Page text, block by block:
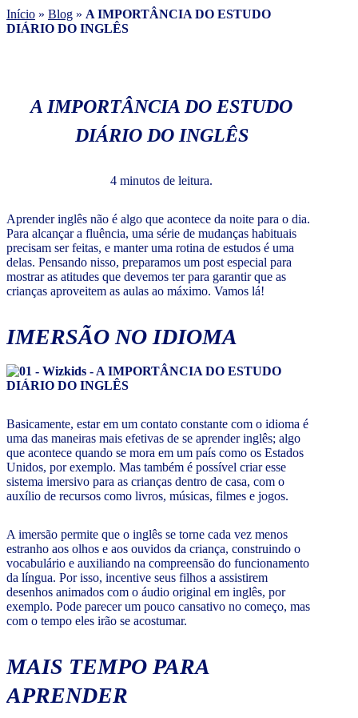
Início » Blog » A IMPORTÂNCIA DO ESTUDO
DIÁRIO DO INGLÊS
A IMPORTÂNCIA DO ESTUDO
DIÁRIO DO INGLÊS
4 minutos de leitura.
Aprender inglês não é algo que acontece da noite para o dia.
Para alcançar a fluência, uma série de mudanças habituais
precisam ser feitas, e manter uma rotina de estudos é uma
delas. Pensando nisso, preparamos um post especial para
mostrar as atitudes que devemos ter para garantir que as
crianças aproveitem as aulas ao máximo. Vamos lá!
IMERSÃO NO IDIOMA
Basicamente, estar em um contato constante com o idioma é
uma das maneiras mais efetivas de se aprender inglês; algo
que acontece quando se mora em um país como os Estados
Unidos, por exemplo. Mas também é possível criar esse
sistema imersivo para as crianças dentro de casa, com o
auxílio de recursos como livros, músicas, filmes e jogos.
A imersão permite que o inglês se torne cada vez menos
estranho aos olhos e aos ouvidos da criança, construindo o
vocabulário e auxiliando na compreensão do funcionamento
da língua. Por isso, incentive seus filhos a assistirem
desenhos animados com o áudio original em inglês, por
exemplo. Pode parecer um pouco cansativo no começo, mas
com o tempo eles irão se acostumar.
MAIS TEMPO PARA
APRENDER